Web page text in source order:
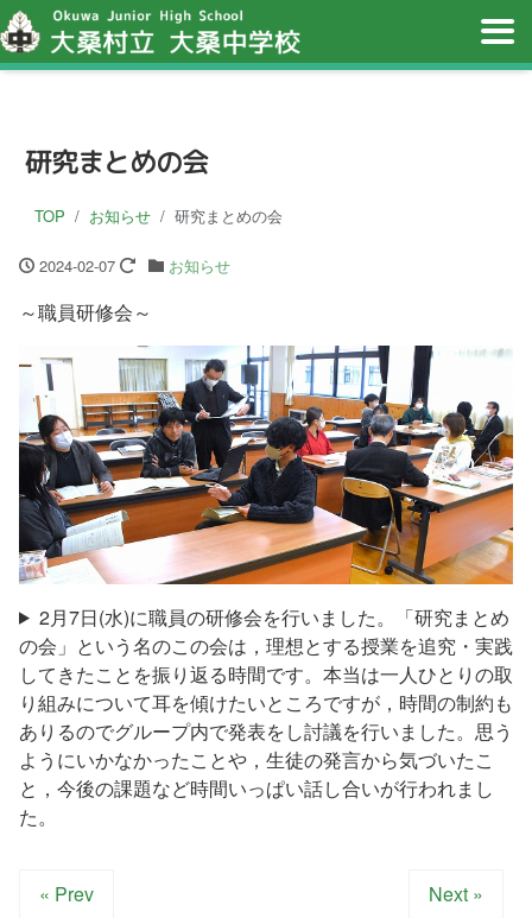
研究まとめの会
TOP お知らせ 研究まとめの会
2024-02-07 お知らせ
～職員研修会～
2月7日(水)に職員の研修会を行いました。「研究まとめ
の会」という名のこの会は，理想とする授業を追究・実践
してきたことを振り返る時間です。本当は一人ひとりの取
り組みについて耳を傾けたいところですが，時間の制約も
ありるのでグループ内で発表をし討議を行いました。思う
ようにいかなかったことや，生徒の発言から気づいたこ
と，今後の課題など時間いっぱい話し合いが行われまし
た。
« Prev Next »